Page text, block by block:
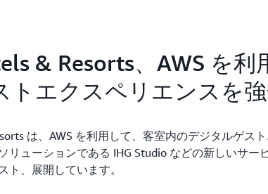
& Resorts、AWS を利
トエクスペリエンスを
は、AWS を利用して、客室内のデジタルゲス
リューションである IHG Studio などの新しいサー
ト、展開しています。